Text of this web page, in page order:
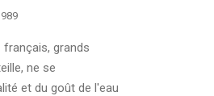
français, grands
ne se
et du goût de l'eau